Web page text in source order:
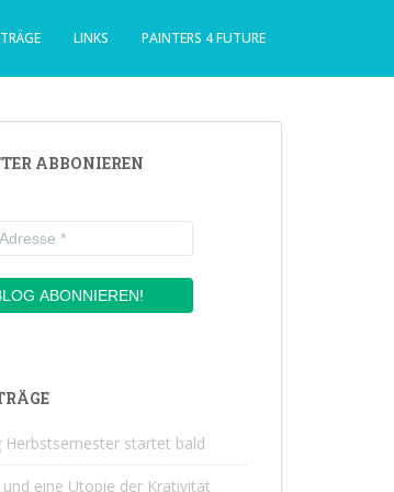
LINKS PAINTERS 4 FUTURE
ABBONIEREN
Herbstsemester startet bald
und eine Utopie der Krativität